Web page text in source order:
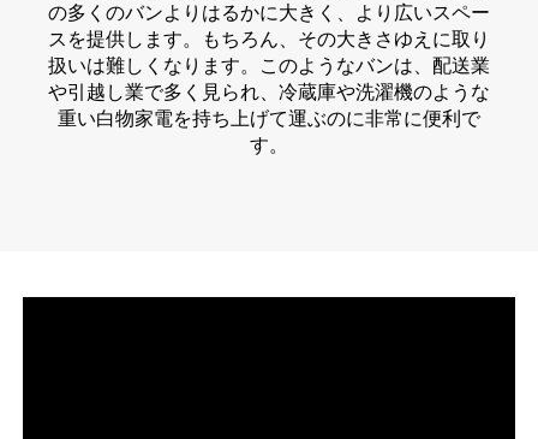
の多くのバンよりはるかに大きく、より広いスペー
スを提供します。もちろん、その大きさゆえに取り
扱いは難しくなります。このようなバンは、配送業
や引越し業で多く見られ、冷蔵庫や洗濯機のような
重い白物家電を持ち上げて運ぶのに非常に便利で
す。